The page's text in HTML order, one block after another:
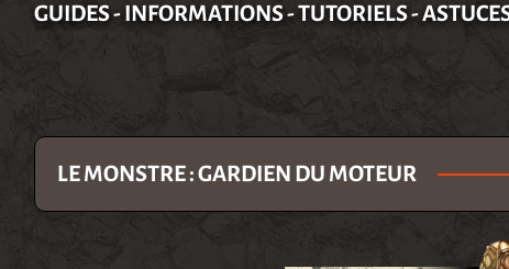
GUIDES - INFORMATIONS - TUTORIELS -
LE MONSTRE : GARDIEN DU MOTEUR